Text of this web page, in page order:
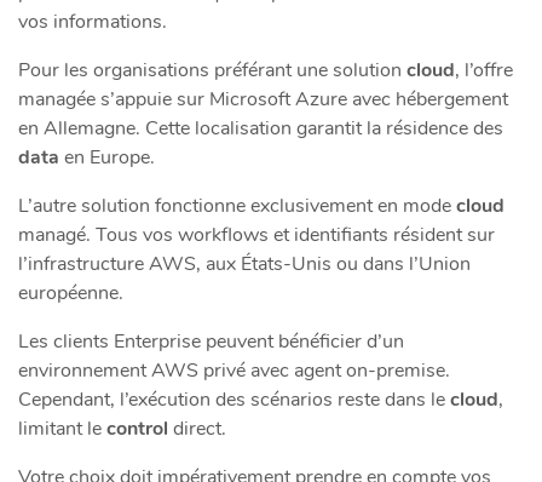
vos informations.
Pour les organisations préférant une solution cloud, l’offre
managée s’appuie sur Microsoft Azure avec hébergement
en Allemagne. Cette localisation garantit la résidence des
data en Europe.
L’autre solution fonctionne exclusivement en modecloud
managé. Tous vos workflows et identifiants résident sur
l’infrastructure AWS, aux États-Unis ou dans l’Union
européenne.
Les clients Enterprise peuvent bénéficier d’un
environnement AWS privé avec agent on-premise.
Cependant, l’exécution des scénarios reste dans lecloud,
limitant lecontrol direct.